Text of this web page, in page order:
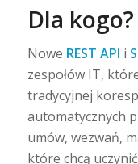
Dla kogo?
Nowe REST API i
zespołów IT,
tradycyjnej
automatycznych
umów, wezwań,
które chcą